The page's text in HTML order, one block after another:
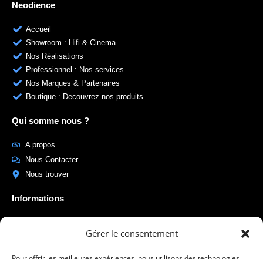
Gérer le consentement
Neodience
Accueil
Showroom : Hifi & Cinema
Nos Réalisations
Professionnel : Nos services
Nos Marques & Partenaires
Boutique : Decouvrez nos produits
Qui somme nous ?
A propos
Nous Contacter
Nous trouver
Informations